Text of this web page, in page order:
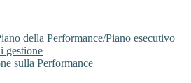
della Performance/Piano esecutivo
gestione
sulla Performance